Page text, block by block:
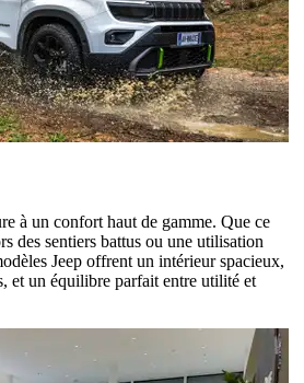
à un confort haut de gamme. Que ce
des sentiers battus ou une utilisation
Jeep offrent un intérieur spacieux,
et un équilibre parfait entre utilité et